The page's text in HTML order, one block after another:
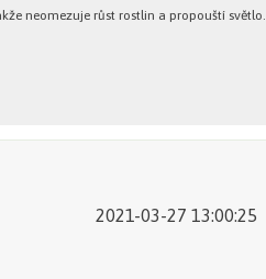
neomezuje růst rostlin a propouští světlo.
2021-03-27 13:00:25